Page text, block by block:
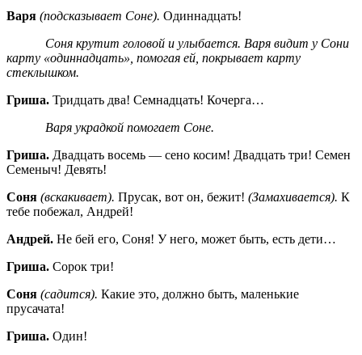
Варя (подсказывает Соне). Одиннадцать!
Соня крутит головой и улыбается. Варя видит у Сони
карту «одиннадцать», помогая ей, покрывает карту
стеклышком.
Гриша. Тридцать два! Семнадцать! Кочерга…
Варя украдкой помогает Соне.
Гриша. Двадцать восемь — сено косим! Двадцать три! Семен
Семеныч! Девять!
Соня (вскакивает). Прусак, вот он, бежит! (Замахивается). К
тебе побежал, Андрей!
Андрей. Не бей его, Соня! У него, может быть, есть дети…
Гриша. Сорок три!
Соня (садится). Какие это, должно быть, маленькие
прусачата!
Гриша. Один!